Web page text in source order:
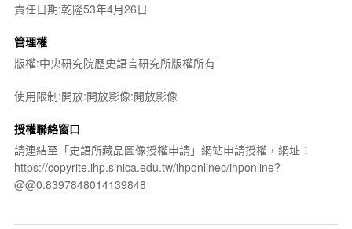
責任日期:乾隆53年4月26日
管理權
版權:中央研究院歷史語言研究所版權所有
使用限制:開放:開放影像:開放影像
授權聯絡窗口
請連結至「史語所藏品圖像授權申請」網站申請授權，網址：
https://copyrite.ihp.sinica.edu.tw/ihponlinec/ihponline?
@@0.8397848014139848